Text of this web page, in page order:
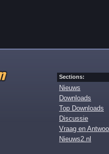
Sections:
Nieuws
Downloads
Top Downloads
Discussie
Vraag en
Nieuws2.nl